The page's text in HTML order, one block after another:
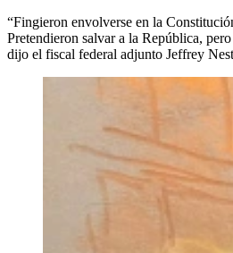
“Fingieron envolverse en la
Pretendieron salvar a la República,
dijo el fiscal federal adjunto Jeffrey